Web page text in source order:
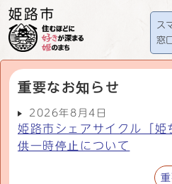
ス
窓口
重要なお知らせ
2026年8月4日
姫路市シェアサイクル「姫
供一時停止について